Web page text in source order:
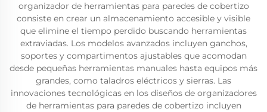
organizador de herramientas para paredes de cobertizo
consiste en crear un almacenamiento accesible y visible
que elimine el tiempo perdido buscando herramientas
extraviadas. Los modelos avanzados incluyen ganchos,
soportes y compartimentos ajustables que acomodan
desde pequeñas herramientas manuales hasta equipos más
grandes, como taladros eléctricos y sierras. Las
innovaciones tecnológicas en los diseños de organizadores
de herramientas para paredes de cobertizo incluyen